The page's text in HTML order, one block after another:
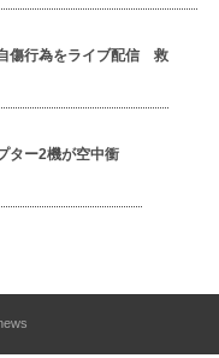
傷行為をライブ配信 救
ター2機が空中衝